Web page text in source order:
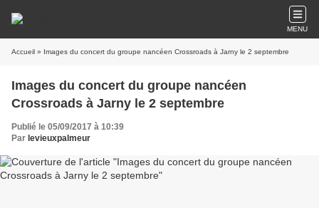
MENU
Accueil » Images du concert du groupe nancéen Crossroads à Jarny le 2 septembre
Images du concert du groupe nancéen
Crossroads à Jarny le 2 septembre
Publié le 05/09/2017 à 10:39
Par levieuxpalmeur